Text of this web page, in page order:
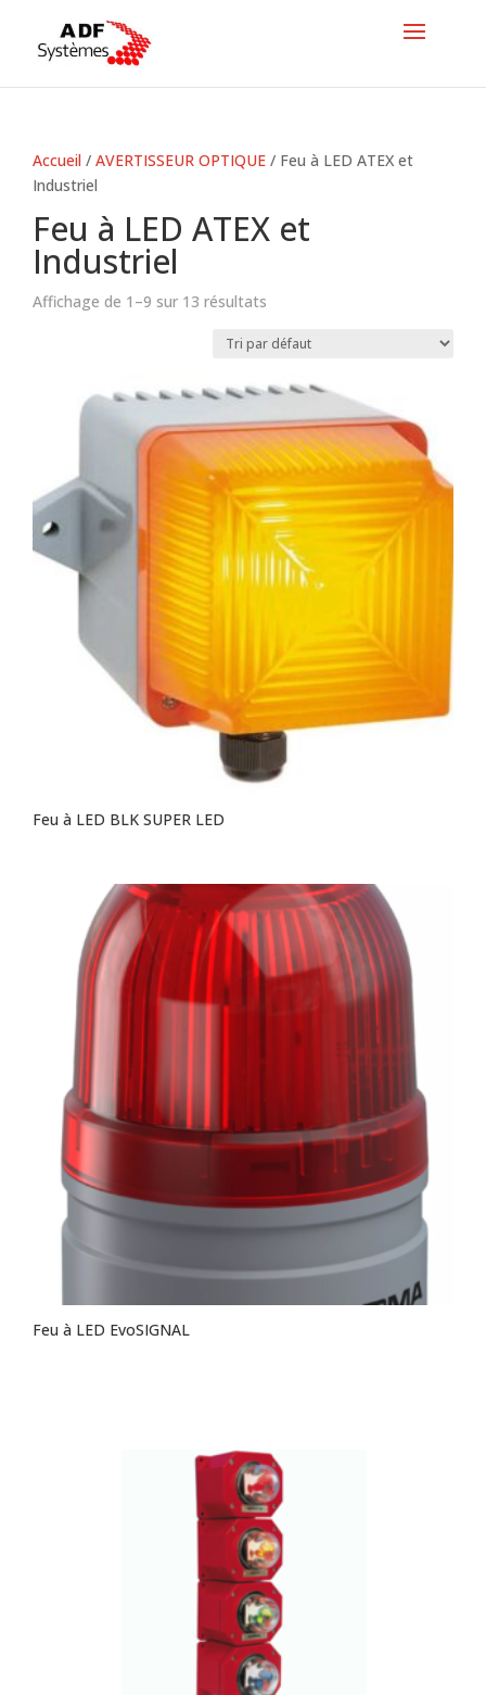
Accueil / AVERTISSEUR OPTIQUE / Feu à LED ATEX et
Industriel
Feu à LED ATEX et
Industriel
Affichage de 1–9 sur 13 résultats
Feu à LED BLK SUPER LED
Feu à LED EvoSIGNAL